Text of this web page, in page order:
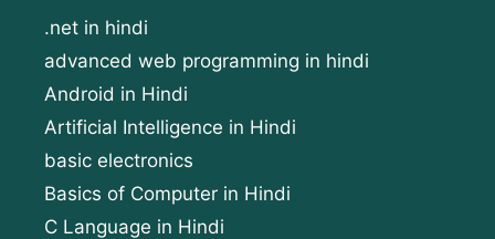
.net in hindi
advanced web programming in hindi
Android in Hindi
Artificial Intelligence in Hindi
basic electronics
Basics of Computer in Hindi
C Language in Hindi